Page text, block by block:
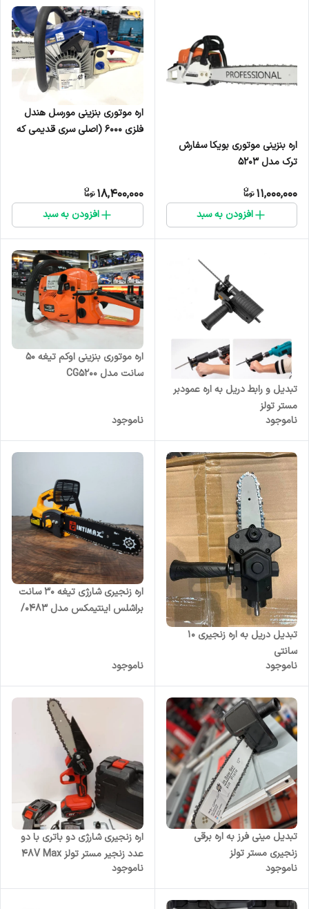
اره بنزینی موتوری بویکا سفارش
ترک مدل 5203
11,000,000
افزودن به سبد
اره موتوری بنزینی مورسل هندل
فلزی ۶۰۰۰ (اصلی سری قدیمی که
18,400,000
افزودن به سبد
تبدیل و رابط دریل به اره عمودبر
مستر تولز
ناموجود
اره موتوری بنزینی اوکم تیغه ۵۰
سانت مدل CG5200
ناموجود
تبدیل دریل به اره زنجیری ۱۰
سانتی
ناموجود
اره زنجیری شارژی تیغه ۳۰ سانت
براشلس اینتیمکس مدل 0483/
ناموجود
تبدیل مینی فرز به اره برقی
زنجیری مستر تولز
ناموجود
اره زنجیری شارژی دو باتری با دو
عدد زنجیر مستر تولز 48V Max
ناموجود